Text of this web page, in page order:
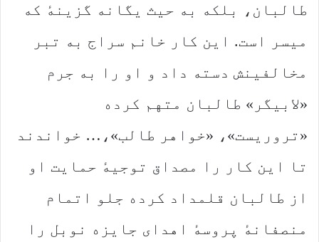
طالبان، بلکه به حیث یگانه گزینهٔ که
میسر است. این کار خانم سراج به تبر
مخالفینش دسته داد و او را به جرم
«لابیگر» طالبان متهم کرده
«تروریست»، «خواهر طالب»،… خواندند
تا این کار را مصداق توجیهٔ حمایت او
از طالبان قلمداد کرده جلو اتمام
منصفانهٔ پروسهٔ اهدای جایزه نوبل را